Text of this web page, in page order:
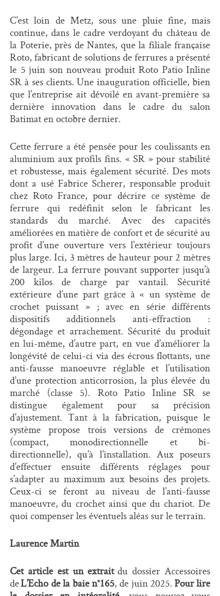
C’est loin de Metz, sous une pluie fine, mais
continue, dans le cadre verdoyant du château de
la Poterie, près de Nantes, que la filiale française
Roto, fabricant de solutions de ferrures a présenté
le 5 juin son nouveau produit Roto Patio Inline
SR à ses clients. Une inauguration officielle, bien
que l’entreprise ait dévoilé en avant-première sa
dernière innovation dans le cadre du salon
Batimat en octobre dernier.
Cette ferrure a été pensée pour les coulissants en
aluminium aux profils fins. « SR » pour stabilité
et robustesse, mais également sécurité. Des mots
dont a usé Fabrice Scherer, responsable produit
chez Roto France, pour décrire ce système de
ferrure qui redéfinit selon le fabricant les
standards du marché. Avec des capacités
améliorées en matière de confort et de sécurité au
profit d’une ouverture vers l’extérieur toujours
plus large. Ici, 3 mètres de hauteur pour 2 mètres
de largeur. La ferrure pouvant supporter jusqu’à
200 kilos de charge par vantail. Sécurité
extérieure d’une part grâce à « un système de
crochet puissant » ; avec en série différents
dispositifs additionnels anti-effraction :
dégondage et arrachement. Sécurité du produit
en lui-même, d’autre part, en vue d’améliorer la
longévité de celui-ci via des écrous flottants, une
anti-fausse manoeuvre réglable et l’utilisation
d’une protection anticorrosion, la plus élevée du
marché (classe 5). Roto Patio Inline SR se
distingue également pour sa précision
d’ajustement. Tant à la fabrication, puisque le
système propose trois versions de crémones
(compact, monodirectionnelle et bi-
directionnelle), qu’à l’installation. Aux poseurs
d’effectuer ensuite différents réglages pour
s’adapter au maximum aux besoins des projets.
Ceux-ci se feront au niveau de l’anti-fausse
manoeuvre, du crochet ainsi que du chariot. De
quoi compenser les éventuels aléas sur le terrain.
Laurence Martin
Cet article est un extraitdu dossier Accessoires
deL’Echo de la baie n°165, de juin 2025. Pour lire